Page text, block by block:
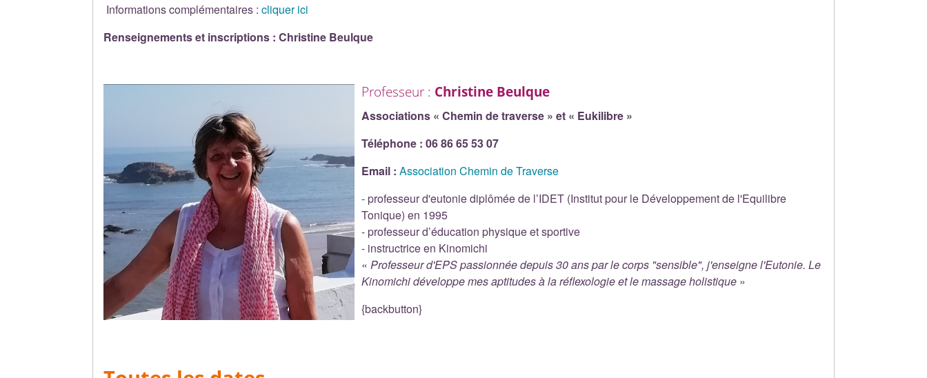
Informations complémentaires :cliquer ici
Renseignements et inscriptions : Christine Beulque
Professeur : Christine Beulque
Associations « Chemin de traverse » et « Eukilibre »
Téléphone : 06 86 65 53 07
Email :Association Chemin de Traverse
- professeur d'eutonie diplômée de l’IDET (Institut pour le Développement de l'Equilibre
Tonique) en 1995
- professeur d’éducation physique et sportive
- instructrice en Kinomichi
« Professeur d'EPS passionnée depuis 30 ans par le corps "sensible", j'enseigne l'Eutonie. Le
Kinomichi développe mes aptitudes à la réflexologie et le massage holistique »
{backbutton}